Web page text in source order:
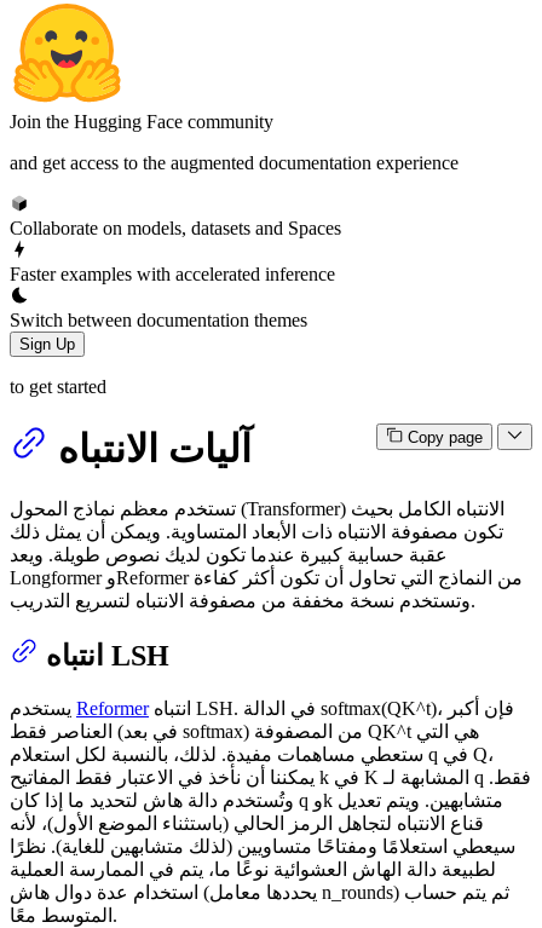
Join the Hugging Face community
and get access to the augmented documentation experience
Collaborate on models, datasets and Spaces
Faster examples with accelerated inference
Switch between documentation themes
Sign Up
to get started
Copy page آليات الانتباه
تستخدم معظم نماذج المحول (Transformer) الانتباه الكامل بحيث
تكون مصفوفة الانتباه ذات الأبعاد المتساوية. ويمكن أن يمثل ذلك
عقبة حسابية كبيرة عندما تكون لديك نصوص طويلة. ويعد
Longformer وReformer من النماذج التي تحاول أن تكون أكثر كفاءة
وتستخدم نسخة مخففة من مصفوفة الانتباه لتسريع التدريب.
انتباه LSH
Reformerانتباه LSH. في الدالة softmax(QK^t)، فإن أكبر
العناصر فقط (في بعد softmax) من المصفوفة QK^t هي التي
ستعطي مساهمات مفيدة. لذلك، بالنسبة لكل استعلام q في Q،
يمكننا أن نأخذ في الاعتبار فقط المفاتيح k في K المشابهة لـ q فقط.
وتُستخدم دالة هاش لتحديد ما إذا كان q وk متشابهين. ويتم تعديل
قناع الانتباه لتجاهل الرمز الحالي (باستثناء الموضع الأول)، لأنه
سيعطي استعلامًا ومفتاحًا متساويين (لذلك متشابهين للغاية). نظرًا
لطبيعة دالة الهاش العشوائية نوعًا ما، يتم في الممارسة العملية
استخدام عدة دوال هاش (يحددها معامل n_rounds) ثم يتم حساب
المتوسط معًا.